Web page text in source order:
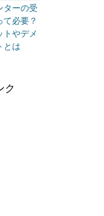
ターの受
て必要？
トやデメ
とは
ク